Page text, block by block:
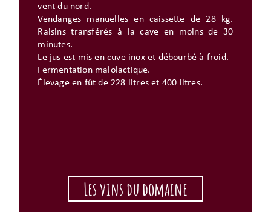
vent du nord.
Vendanges manuelles en caissette de 28 kg.
Raisins transférés à la cave en moins de 30
minutes.
Le jus est mis en cuve inox et débourbé à froid.
Fermentation malolactique.
Élevage en fût de 228 litres et 400 litres.
Les vins du domaine